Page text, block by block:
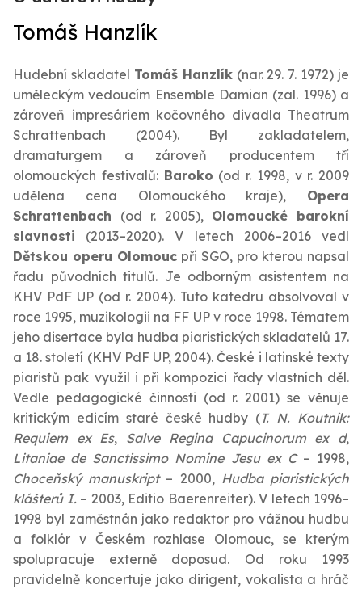
Tomáš Hanzlík
Hudební skladatel Tomáš Hanzlík(nar. 29. 7. 1972) je
uměleckým vedoucím Ensemble Damian (zal. 1996) a
zároveň impresáriem kočovného divadla Theatrum
Schrattenbach (2004). Byl zakladatelem,
dramaturgem a zároveň producentem tří
olomouckých festivalů: Baroko (od r. 1998, v r. 2009
udělena cena Olomouckého kraje), Opera
Schrattenbach (od r. 2005), Olomoucké barokní
slavnosti (2013–2020). V letech 2006–2016 vedl
Dětskou operu Olomouc při SGO, pro kterou napsal
řadu původních titulů. Je odborným asistentem na
KHV PdF UP (od r. 2004). Tuto katedru absolvoval v
roce 1995, muzikologii na FF UP v roce 1998. Tématem
jeho disertace byla hudba piaristických skladatelů 17.
a 18. století (KHV PdF UP, 2004). České i latinské texty
piaristů pak využil i při kompozici řady vlastních děl.
Vedle pedagogické činnosti (od r. 2001) se věnuje
kritickým edicím staré české hudby (T. N. Koutník:
Requiem ex Es, Salve Regina Capucinorum ex d,
Litaniae de Sanctissimo Nomine Jesu ex C– 1998,
Choceňský manuskript– 2000, Hudba piaristických
klášterů I.– 2003, Editio Baerenreiter). V letech 1996–
1998 byl zaměstnán jako redaktor pro vážnou hudbu
a folklór v Českém rozhlase Olomouc, se kterým
spolupracuje externě doposud. Od roku 1993
pravidelně koncertuje jako dirigent, vokalista a hráč